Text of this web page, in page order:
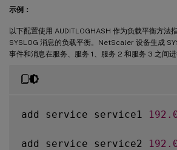
示例：
以下配置使用 AUDITLOGHASH 作为负载平衡方法
SYSLOG 消息的负载平衡。NetScaler 设备生成
事件和消息在服务、服务 1、服务 2 和服务 3 之间进
add service service1
add service service2